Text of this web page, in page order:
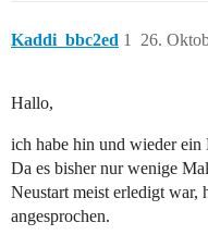
Kaddi_bbc2ed 26.
1
Hallo,
ich habe hin und wieder ein
Da es bisher nur wenige
Neustart meist erledigt war,
angesprochen.